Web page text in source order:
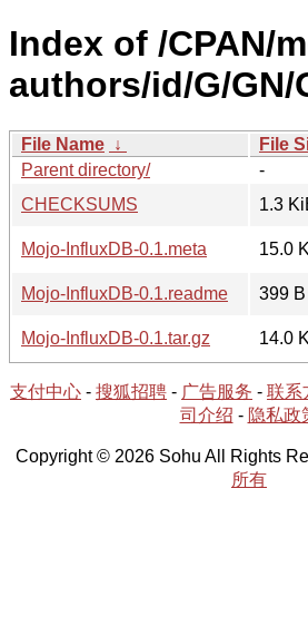
Index of /CPAN/
authors/id/G/GN/
File Name ↓ File
Parent directory/
-
CHECKSUMS
1.3
Mojo-InfluxDB-0.1.meta
15.0
Mojo-InfluxDB-0.1.readme
399 B
Mojo-InfluxDB-0.1.tar.gz
14.0
支付中心 - 搜狐招聘 - 广告服务 - 联系
司介绍 - 隐私政
Copyright © 2026 Sohu All Rights
所有